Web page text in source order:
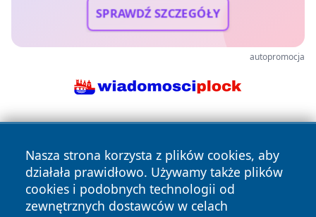
SPRAWDŹ SZCZEGÓŁY
autopromocja
Nasza strona korzysta z plików cookies, aby
działała prawidłowo. Używamy także plików
cookies i podobnych technologii od
zewnętrznych dostawców w celach
Copyright © 2026 przemyslonline.pl Wszystkie prawa